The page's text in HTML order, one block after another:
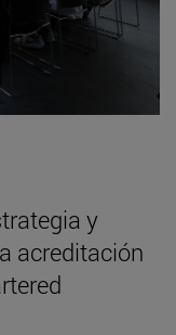
y
acreditación